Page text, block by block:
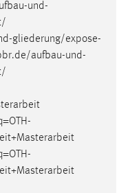
und-
/
gliederung/expose-
aufbau-und-
/
+Masterarbeit
+Masterarbeit